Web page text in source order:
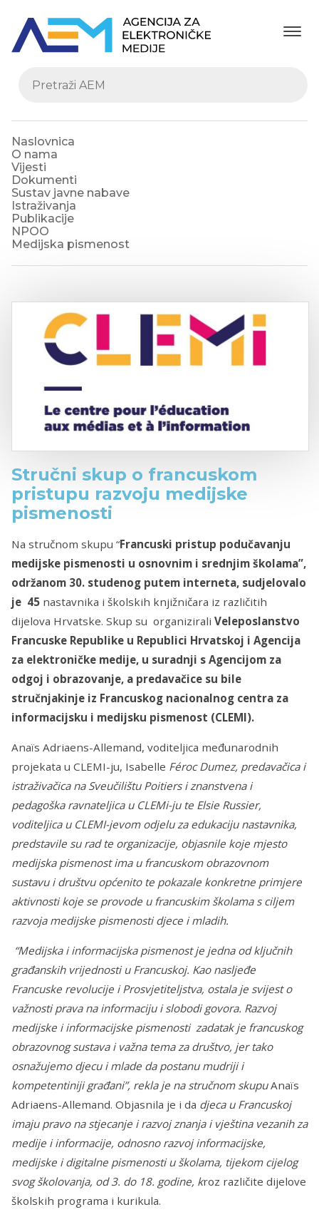
Naslovnica
O nama
Vijesti
Dokumenti
Sustav javne nabave
Istraživanja
Publikacije
NPOO
Medijska pismenost
Stručni skup o francuskom
pristupu razvoju medijske
pismenosti
Na stručnom skupu “Francuski pristup podučavanju
medijske pismenosti u osnovnim i srednjim školama”,
održanom 30. studenog putem interneta, sudjelovalo
je 45 nastavnika i školskih knjižničara iz različitih
dijelova Hrvatske. Skup su organizirali Veleposlanstvo
Francuske Republike u Republici Hrvatskoj i Agencija
za elektroničke medije, u suradnji s Agencijom za
odgoj i obrazovanje, a predavačice su bile
stručnjakinje iz Francuskog nacionalnog centra za
informacijsku i medijsku pismenost (CLEMI).
Anaïs Adriaens-Allemand, voditeljica međunarodnih
projekata u CLEMI-ju, Isabelle Féroc Dumez, predavačica i
istraživačica na Sveučilištu Poitiers iznanstvena i
pedagoška ravnateljica u CLEMi-jute Elsie Russier,
voditeljica u CLEMI-jevom odjelu za edukaciju nastavnika,
predstavile su rad te organizacije, objasnile koje mjesto
medijska pismenost ima u francuskom obrazovnom
sustavu i društvu općenito te pokazale konkretne primjere
aktivnosti koje se provode u francuskim školama s ciljem
razvoja medijske pismenosti djece i mladih.
“Medijska i informacijska pismenost je jedna odključnih
građanskih vrijednosti u Francuskoj. Kao nasljeđe
Francuske revolucije i Prosvjetiteljstva, ostala je svijest o
važnosti prava na informaciju i slobodi govora. Razvoj
medijske i informacijske pismenosti zadatak je francuskog
obrazovnog sustava i važna tema za društvo, jer tako
osnažujemo djecu imlade da postanu mudriji i
kompetentinijigrađani”, rekla je na stručnom skupuAnaïs
Adriaens-Allemand. Objasnila je i da djeca u Francuskoj
imaju pravo na stjecanje i razvoj znanja i vještina vezanih za
medije iinformacije, odnosno razvoj informacijske,
medijske i digitalne pismenostiu školama, tijekom cijelog
svog školovanja, od 3. do 18. godine, kroz različite dijelove
školskih programa i kurikula.